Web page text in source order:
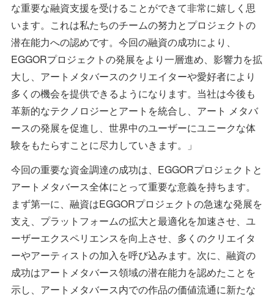
な重要な融資支援を受けることができて非常に嬉しく思
います。これは私たちのチームの努力とプロジェクトの
潜在能力への認めです。今回の融資の成功により、
EGGORプロジェクトの発展をより一層進め、影響力を拡
大し、アートメタバースのクリエイターや愛好者により
多くの機会を提供できるようになります。当社は今後も
革新的なテクノロジーとアートを統合し、アート メタバ
ースの発展を促進し、世界中のユーザーにユニークな体
験をもたらすことに尽力していきます。」
今回の重要な資金調達の成功は、EGGORプロジェクトと
アートメタバース全体にとって重要な意義を持ちます。
まず第一に、融資はEGGORプロジェクトの急速な発展を
支え、プラットフォームの拡大と最適化を加速させ、ユ
ーザーエクスペリエンスを向上させ、多くのクリエイタ
ーやアーティストの加入を呼び込みます。次に、融資の
成功はアートメタバース領域の潜在能力を認めたことを
示し、アートメタバース内での作品の価値流通に新たな